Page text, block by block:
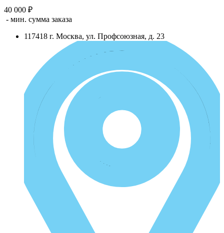
40 000 ₽
- мин. сумма заказа
117418 г. Москва, ул. Профсоюзная, д. 23